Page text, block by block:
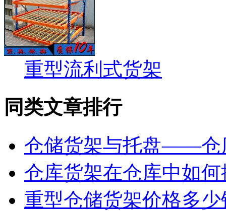
重型流利式货架
同类文章排行
仓储货架与托盘——仓
仓库货架在仓库中如
重型仓储货架价格多